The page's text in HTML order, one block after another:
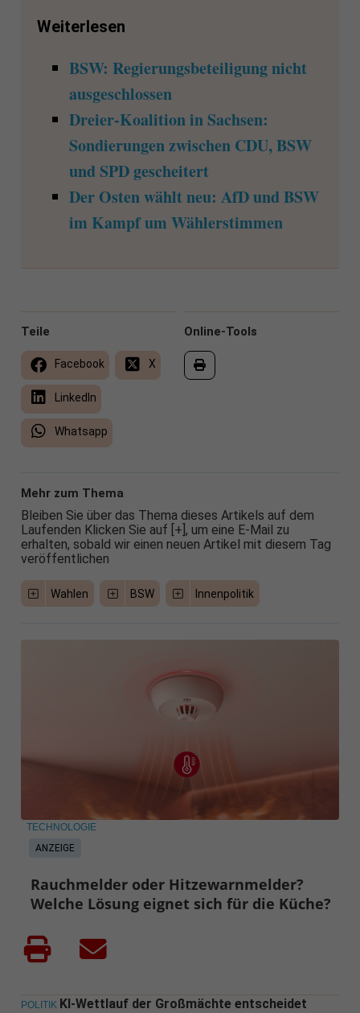
Weiterlesen
BSW: Regierungsbeteiligung nicht
ausgeschlossen
Dreier-Koalition in Sachsen:
Sondierungen zwischen CDU, BSW
und SPD gescheitert
Der Osten wählt neu: AfD und BSW
im Kampf um Wählerstimmen
Online-Tools
Teile
Facebook X
LinkedIn
Whatsapp
Mehr zum Thema
Bleiben Sie über das Thema dieses Artikels auf dem
Laufenden Klicken Sie auf [+], um eine E-Mail zu
erhalten, sobald wir einen neuen Artikel mit diesem Tag
veröffentlichen
Wahlen BSW Innenpolitik
ANZEIGE
TECHNOLOGIE
Rauchmelder oder Hitzewarnmelder?
Welche Lösung eignet sich für die Küche?
POLITIK KI-Wettlauf der Großmächte entscheidet